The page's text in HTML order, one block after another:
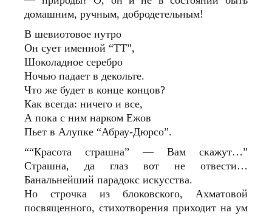
домашним, ручным, добродетельным!
В шевиотовое нутро
Он сует именной “ТТ”,
Шоколадное серебро
Ночью падает в декольте.
Что же будет в конце концов?
Как всегда: ничего и все,
А пока с ним нарком Ежов
Пьет в Алупке “Абрау-Дюрсо”.
““Красота страшна” — Вам скажут…”
Страшна, да глаз вот не отвести…
Банальнейший парадокс искусства.
Но строчка из блоковского, Ахматовой
посвященного, стихотворения приходит на ум